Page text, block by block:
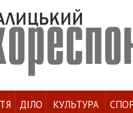
ДІЛО КУЛЬТУРА